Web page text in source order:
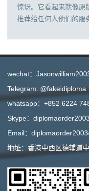
惊讶。它看起来就像原
推荐给任何人他们的服
wechat：
Telegram: @fakeidiploma
whatsapp：+852 6224
Skype：
Email：
地址：香港中西区德辅道